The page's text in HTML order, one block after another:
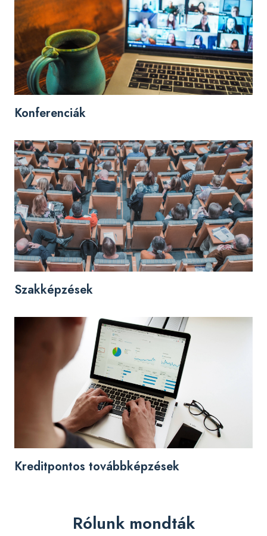
Konferenciák
Szakképzések
Kreditpontos továbbképzések
Rólunk mondták